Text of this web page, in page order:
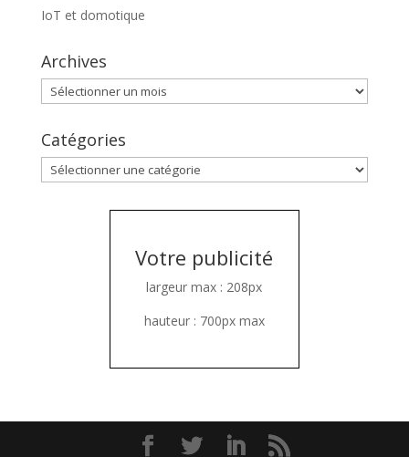
IoT et domotique
Archives
Archives
Catégories
Catégories
Votre publicité
largeur max : 208px
hauteur : 700px max